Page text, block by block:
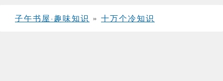
子午书屋·趣味知识 » 十万个冷知识